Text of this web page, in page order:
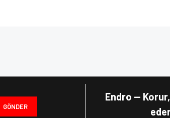
Motosiklet Kaskı, Motor Kask Fiyatları, Motosiklet
GÖNDER
Endro —